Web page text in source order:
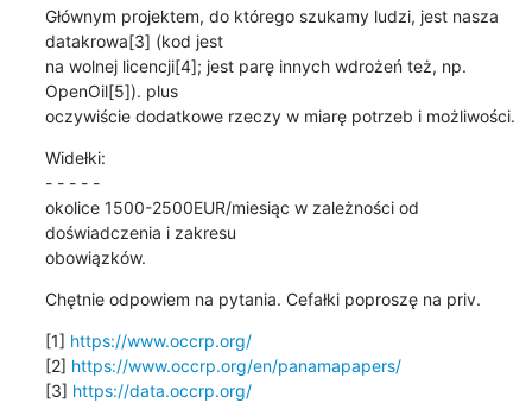
Głównym projektem, do którego szukamy ludzi, jest nasza
datakrowa[3] (kod jest
na wolnej licencji[4]; jest parę innych wdrożeń też, np.
OpenOil[5]). plus
oczywiście dodatkowe rzeczy w miarę potrzeb i możliwości.
Widełki:
- - - - -
okolice 1500-2500EUR/miesiąc w zależności od
doświadczenia i zakresu
obowiązków.
Chętnie odpowiem na pytania. Cefałki poproszę na priv.
[1] https://www.occrp.org/
[2] https://www.occrp.org/en/panamapapers/
[3] https://data.occrp.org/